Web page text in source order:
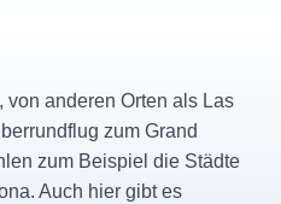
von anderen Orten als Las
zum Grand
zum Beispiel die Städte
Auch hier gibt es